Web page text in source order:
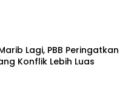
Lagi, PBB Peringatkan
Konflik Lebih Luas